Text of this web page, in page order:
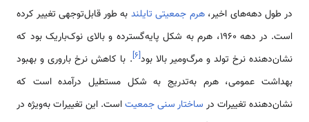
در طول دهه‌های اخیر،هرم جمعیتی تایلند به طور قابل‌توجهی تغییر کرده
است. در دهه ۱۹۶۰، هرم به شکل پایه‌گسترده و بالای نوک‌باریک بود که
نشان‌دهنده نرخ تولد و مرگ‌ومیر بالا بود[۶]. با کاهش نرخ باروری و بهبود
بهداشت عمومی، هرم به‌تدریج به شکل مستطیل درآمده است که
نشان‌دهنده تغییرات در ساختار سنی جمعیتاست. این تغییرات به‌ویژه در